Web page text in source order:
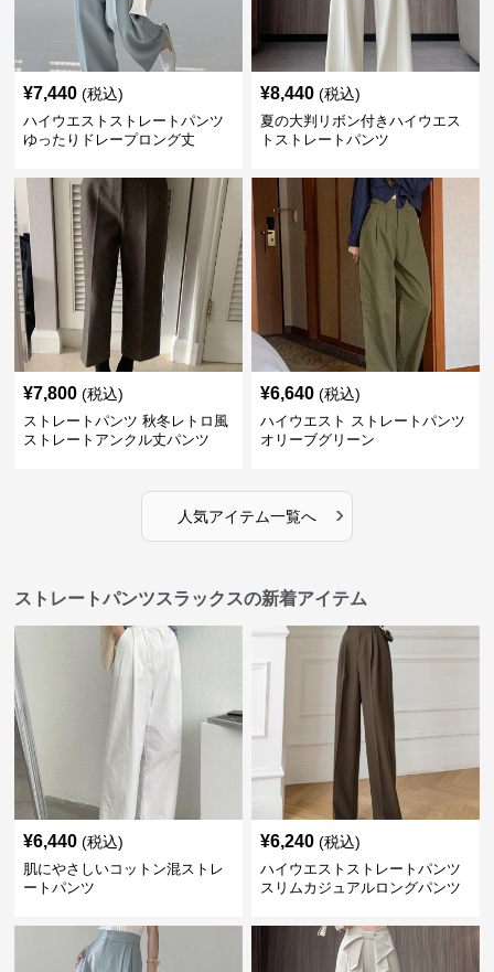
¥7,440 (税込)
ハイウエストストレートパンツ
ゆったりドレープロング丈
¥8,440 (税込)
夏の大判リボン付きハイウエス
トストレートパンツ
¥7,800 (税込)
ストレートパンツ 秋冬レトロ風
ストレートアンクル丈パンツ
¥6,640 (税込)
ハイウエスト ストレートパンツ
オリーブグリーン
人気アイテム一覧へ ›
ストレートパンツスラックスの新着アイテム
¥6,440 (税込)
肌にやさしいコットン混ストレ
ートパンツ
¥6,240 (税込)
ハイウエストストレートパンツ
スリムカジュアルロングパンツ